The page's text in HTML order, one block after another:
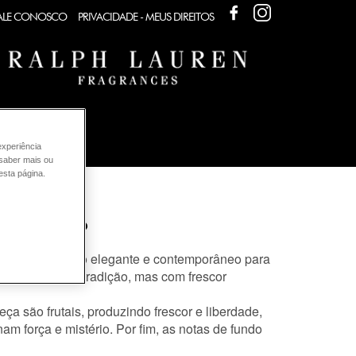
CONOSCO PRIVACIDADE - MEUS DIREITOS
FACEBOOK
EDT?
possui estilo elegante e contemporâneo para
na tradição, mas com frescor
são frutais, produzindo frescor e liberdade,
força e mistério. Por fim, as notas de fundo
mais ou
página.